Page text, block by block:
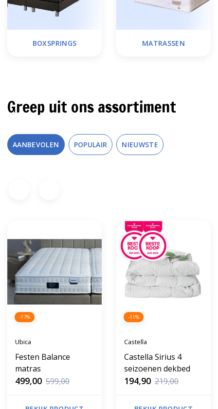
BOXSPRINGS MATRASSEN
Greep uit ons assortiment
AANBEVOLEN POPULAIR NIEUWSTE
-17%
Ubica
Festen Balance
matras
499,00 599,00
-11%
Castella
Castella Sirius 4
seizoenen dekbed
194,90 219,00